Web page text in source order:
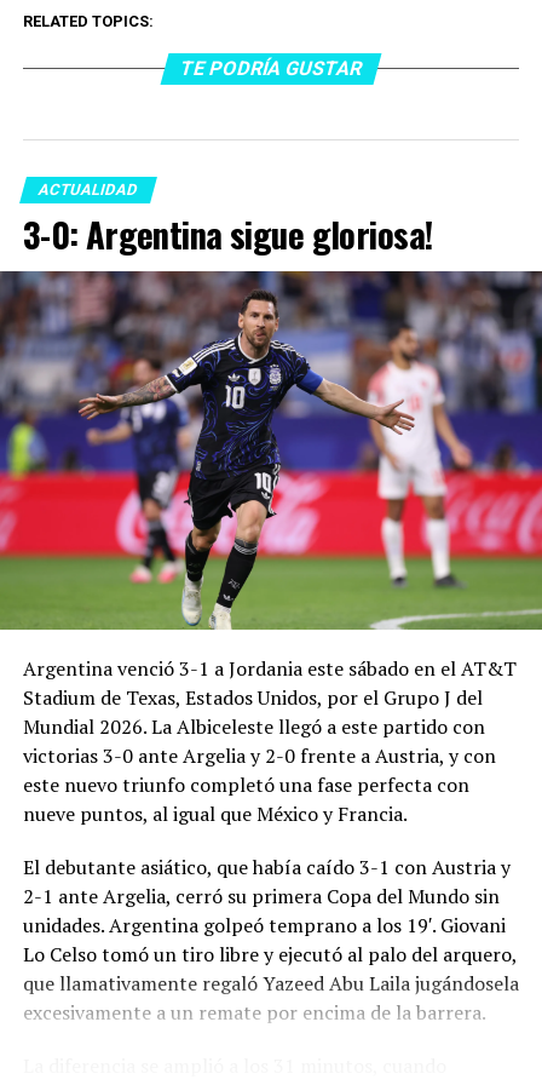
RELATED TOPICS:
TE PODRÍA GUSTAR
ACTUALIDAD
3-0: Argentina sigue gloriosa!
Argentina venció 3-1 a Jordania este sábado en el AT&T
Stadium de Texas, Estados Unidos, por el Grupo J del
Mundial 2026. La Albiceleste llegó a este partido con
victorias 3-0 ante Argelia y 2-0 frente a Austria, y con
este nuevo triunfo completó una fase perfecta con
nueve puntos, al igual que México y Francia.
El debutante asiático, que había caído 3-1 con Austria y
2-1 ante Argelia, cerró su primera Copa del Mundo sin
unidades. Argentina golpeó temprano a los 19′. Giovani
Lo Celso tomó un tiro libre y ejecutó al palo del arquero,
que llamativamente regaló Yazeed Abu Laila jugándosela
excesivamente a un remate por encima de la barrera.